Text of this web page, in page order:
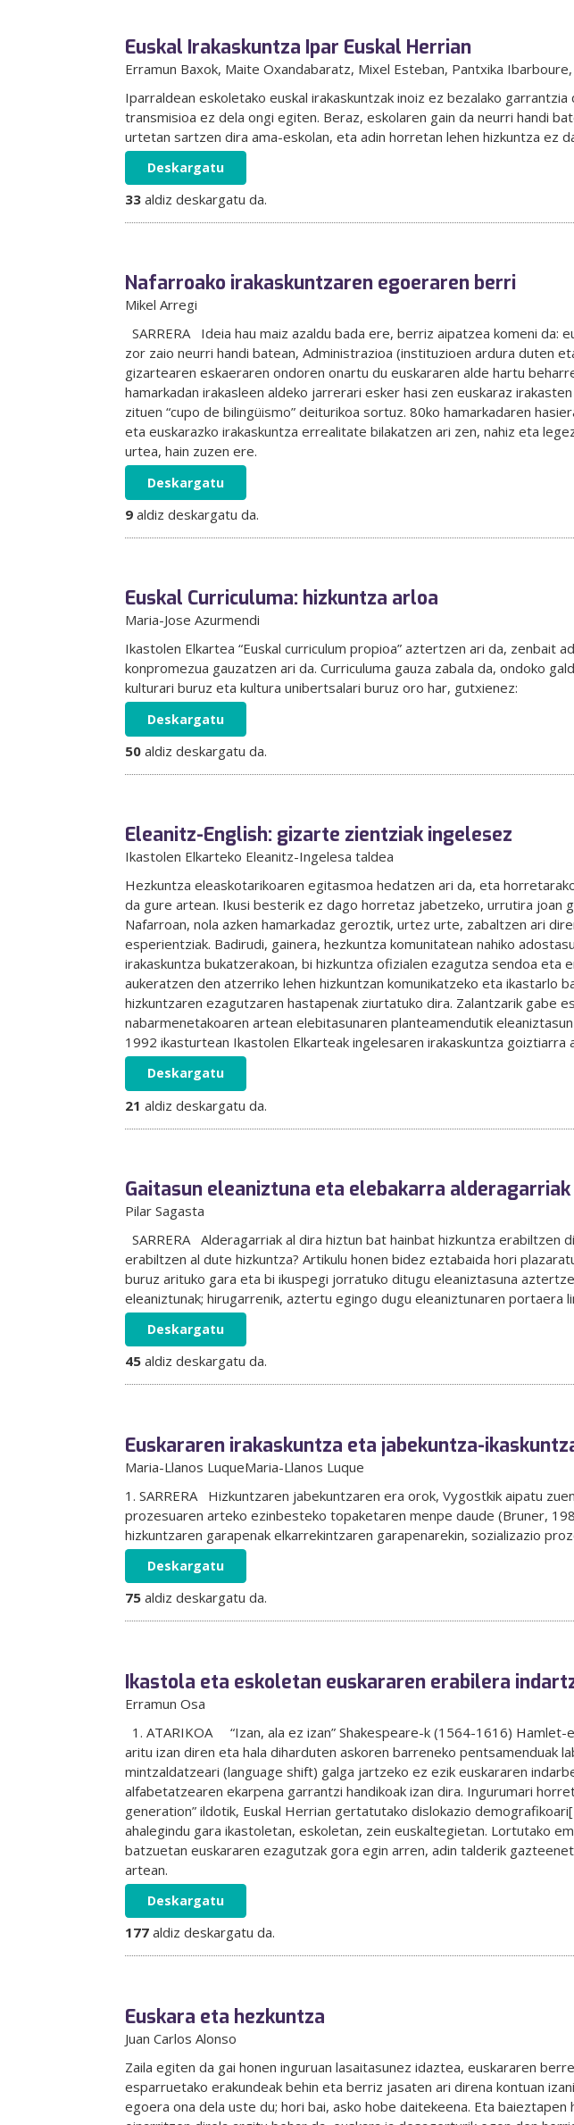
Euskal Irakaskuntza Ipar Euskal Herrian
Erramun Baxok, Maite Oxandabaratz, Mixel Esteban, Pantxika Ibarboure
Iparraldean eskoletako euskal irakaskuntzak inoiz ez bezalako
transmisioa ez dela ongi egiten. Beraz, eskolaren gain da neurri handi
urtetan sartzen dira ama-eskolan, eta adin horretan lehen hizkuntza ez
Deskargatu
33aldiz deskargatu da.
Nafarroako irakaskuntzaren egoeraren berri
Mikel Arregi
SARRERA Ideia hau maiz azaldu bada ere, berriz aipatzea komeni
zor zaio neurri handi batean, Administrazioa (instituzioen ardura duten
gizartearen eskaeraren ondoren onartu du euskararen alde hartu
hamarkadan irakasleen aldeko jarrerari esker hasi zen euskaraz
zituen “cupo de bilingüismo” deiturikoa sortuz. 80ko hamarkadaren
eta euskarazko irakaskuntza errealitate bilakatzen ari zen, nahiz eta
urtea, hain zuzen ere.
Deskargatu
9aldiz deskargatu da.
Euskal Curriculuma: hizkuntza arloa
Maria-Jose Azurmendi
Ikastolen Elkartea “Euskal curriculum propioa” aztertzen ari da, zenbait
konpromezua gauzatzen ari da. Curriculuma gauza zabala da, ondoko
kulturari buruz eta kultura unibertsalari buruz oro har, gutxienez:
Deskargatu
50aldiz deskargatu da.
Eleanitz-English: gizarte zientziak ingelesez
Ikastolen Elkarteko Eleanitz-Ingelesa taldea
Hezkuntza eleaskotarikoaren egitasmoa hedatzen ari da, eta
da gure artean. Ikusi besterik ez dago horretaz jabetzeko, urrutira joan
Nafarroan, nola azken hamarkadaz geroztik, urtez urte, zabaltzen ari
esperientziak. Badirudi, gainera, hezkuntza komunitatean nahiko
irakaskuntza bukatzerakoan, bi hizkuntza ofizialen ezagutza sendoa
aukeratzen den atzerriko lehen hizkuntzan komunikatzeko eta
hizkuntzaren ezagutzaren hastapenak ziurtatuko dira. Zalantzarik gabe
nabarmenetakoaren artean elebitasunaren planteamendutik
1992 ikasturtean Ikastolen Elkarteak ingelesaren irakaskuntza goiztiarra
Deskargatu
21 aldiz deskargatu da.
Gaitasun eleaniztuna eta elebakarra
Pilar Sagasta
SARRERA Alderagarriak al dira hiztun bat hainbat hizkuntza
erabiltzen al dute hizkuntza? Artikulu honen bidez eztabaida hori
buruz arituko gara eta bi ikuspegi jorratuko ditugu eleaniztasuna
eleaniztunak; hirugarrenik, aztertu egingo dugu eleaniztunaren portaera
Deskargatu
45aldiz deskargatu da.
Euskararen irakaskuntza eta jabekuntza-
Maria-Llanos LuqueMaria-Llanos Luque
1. SARRERA Hizkuntzaren jabekuntzaren era orok, Vygostkik aipatu
prozesuaren arteko ezinbesteko topaketaren menpe daude (Bruner,
hizkuntzaren garapenak elkarrekintzaren garapenarekin, sozializazio
Deskargatu
75aldiz deskargatu da.
Ikastola eta eskoletan euskararen erabilera
Erramun Osa
1. ATARIKOA “Izan, ala ez izan” Shakespeare-k (1564-1616)
aritu izan diren eta hala diharduten askoren barreneko pentsamenduak
mintzaldatzeari (language shift) galga jartzeko ez ezik euskararen
alfabetatzearen ekarpena garrantzi handikoak izan dira. Ingurumari
generation” ildotik, Euskal Herrian gertatutako dislokazio
ahalegindu gara ikastoletan, eskoletan, zein euskaltegietan. Lortutako
batzuetan euskararen ezagutzak gora egin arren, adin talderik
artean.
Deskargatu
177aldiz deskargatu da.
Euskara eta hezkuntza
Juan Carlos Alonso
Zaila egiten da gai honen inguruan lasaitasunez idaztea, euskararen
esparruetako erakundeak behin eta berriz jasaten ari direna kontuan
egoera ona dela uste du; hori bai, asko hobe daitekeena. Eta